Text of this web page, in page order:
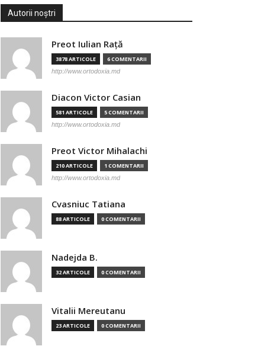
Autorii noștri
Preot Iulian Raţă
3878 ARTICOLE 6 COMENTARII
http://www.ortodoxia.md
Diacon Victor Casian
581 ARTICOLE 5 COMENTARII
http://www.ortodoxia.md
Preot Victor Mihalachi
210 ARTICOLE 1 COMENTARII
http://www.ortodoxia.md
Cvasniuc Tatiana
88 ARTICOLE 0 COMENTARII
Nadejda B.
32 ARTICOLE 0 COMENTARII
Vitalii Mereutanu
23 ARTICOLE 0 COMENTARII